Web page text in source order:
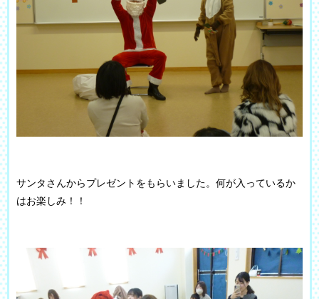
サンタさんからプレゼントをもらいました。何が入っているか
はお楽しみ！！